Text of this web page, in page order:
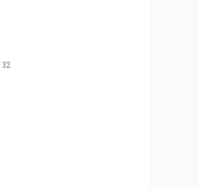
32